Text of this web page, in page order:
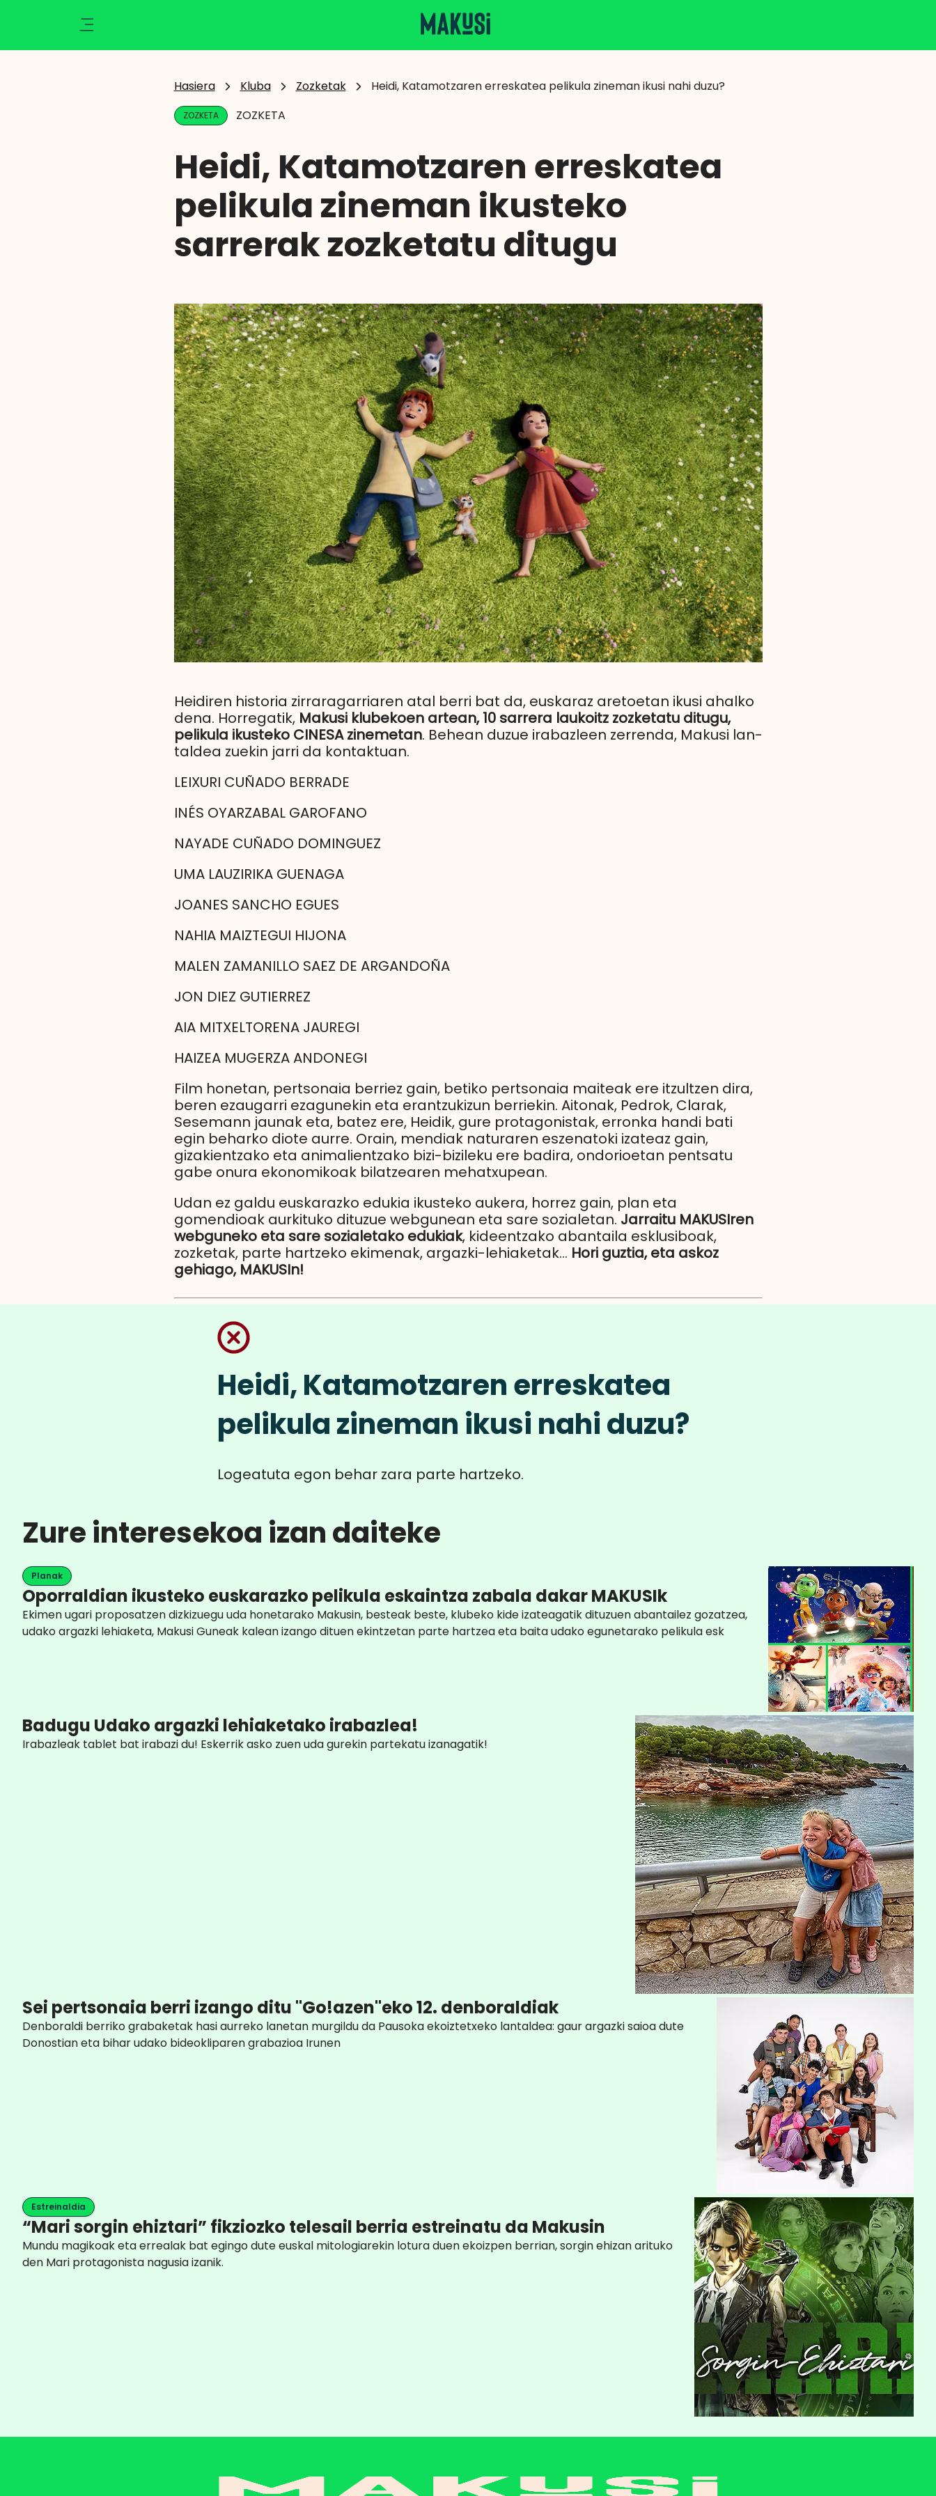
Eragiketaren emaitza
Hasiera Kluba Zozketak Heidi, Katamotzaren erreskatea pelikula zineman ikusi nahi duzu?
ZOZKETA ZOZKETA
Heidi, Katamotzaren erreskatea
pelikula zineman ikusteko
sarrerak zozketatu ditugu
Heidiren historia zirraragarriaren atal berri bat da, euskaraz aretoetan ikusi ahalko
dena. Horregatik, Makusi klubekoen artean, 10 sarrera laukoitz zozketatu ditugu,
pelikula ikusteko CINESA zinemetan. Behean duzue irabazleen zerrenda, Makusi lan-
taldea zuekin jarri da kontaktuan.
LEIXURI CUÑADO BERRADE
INÉS OYARZABAL GAROFANO
NAYADE CUÑADO DOMINGUEZ
UMA LAUZIRIKA GUENAGA
JOANES SANCHO EGUES
NAHIA MAIZTEGUI HIJONA
MALEN ZAMANILLO SAEZ DE ARGANDOÑA
JON DIEZ GUTIERREZ
AIA MITXELTORENA JAUREGI
HAIZEA MUGERZA ANDONEGI
Film honetan, pertsonaia berriez gain, betiko pertsonaia maiteak ere itzultzen dira,
beren ezaugarri ezagunekin eta erantzukizun berriekin. Aitonak, Pedrok, Clarak,
Sesemann jaunak eta, batez ere, Heidik, gure protagonistak, erronka handi bati
egin beharko diote aurre. Orain, mendiak naturaren eszenatoki izateaz gain,
gizakientzako eta animalientzako bizi-bizileku ere badira, ondorioetan pentsatu
gabe onura ekonomikoak bilatzearen mehatxupean.
Udan ez galdu euskarazko edukia ikusteko aukera, horrez gain, plan eta
gomendioak aurkituko dituzue webgunean eta sare sozialetan. Jarraitu MAKUSIren
webguneko eta sare sozialetako edukiak, kideentzako abantaila esklusiboak,
zozketak, parte hartzeko ekimenak, argazki-lehiaketak... Hori guztia, eta askoz
gehiago, MAKUSIn!
Heidi, Katamotzaren erreskatea
pelikula zineman ikusi nahi duzu?
Logeatuta egon behar zara parte hartzeko.
Zure interesekoa izan daiteke
Planak
Oporraldian ikusteko euskarazko pelikula eskaintza zabala dakar MAKUSIk
Ekimen ugari proposatzen dizkizuegu uda honetarako Makusin, besteak beste, klubeko kide izateagatik dituzuen abantailez gozatzea,
udako argazki lehiaketa, Makusi Guneak kalean izango dituen ekintzetan parte hartzea eta baita udako egunetarako pelikula esk
Badugu Udako argazki lehiaketako irabazlea!
Irabazleak tablet bat irabazi du! Eskerrik asko zuen uda gurekin partekatu izanagatik!
Sei pertsonaia berri izango ditu "Go!azen"eko 12. denboraldiak
Denboraldi berriko grabaketak hasi aurreko lanetan murgildu da Pausoka ekoiztetxeko lantaldea: gaur argazki saioa dute
Donostian eta bihar udako bideokliparen grabazioa Irunen
Estreinaldia
“Mari sorgin ehiztari” fikziozko telesail berria estreinatu da Makusin
Mundu magikoak eta errealak bat egingo dute euskal mitologiarekin lotura duen ekoizpen berrian, sorgin ehizan arituko
den Mari protagonista nagusia izanik.